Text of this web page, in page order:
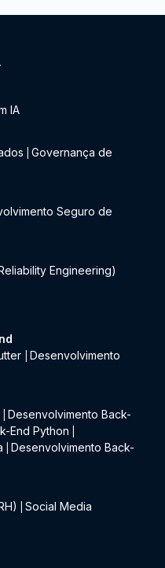
IA
Governança de
Seguro de
Engineering)
Desenvolvimento
Desenvolvimento Back-
End Python
Desenvolvimento Back-
Social Media